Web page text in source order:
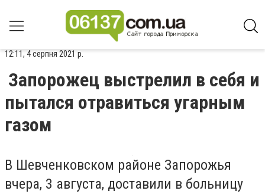
12:11, 4 серпня 2021 р.
Запорожец выстрелил в себя и
пытался отравиться угарным
газом
В Шевченковском районе Запорожья
вчера, 3 августа, доставили в больницу